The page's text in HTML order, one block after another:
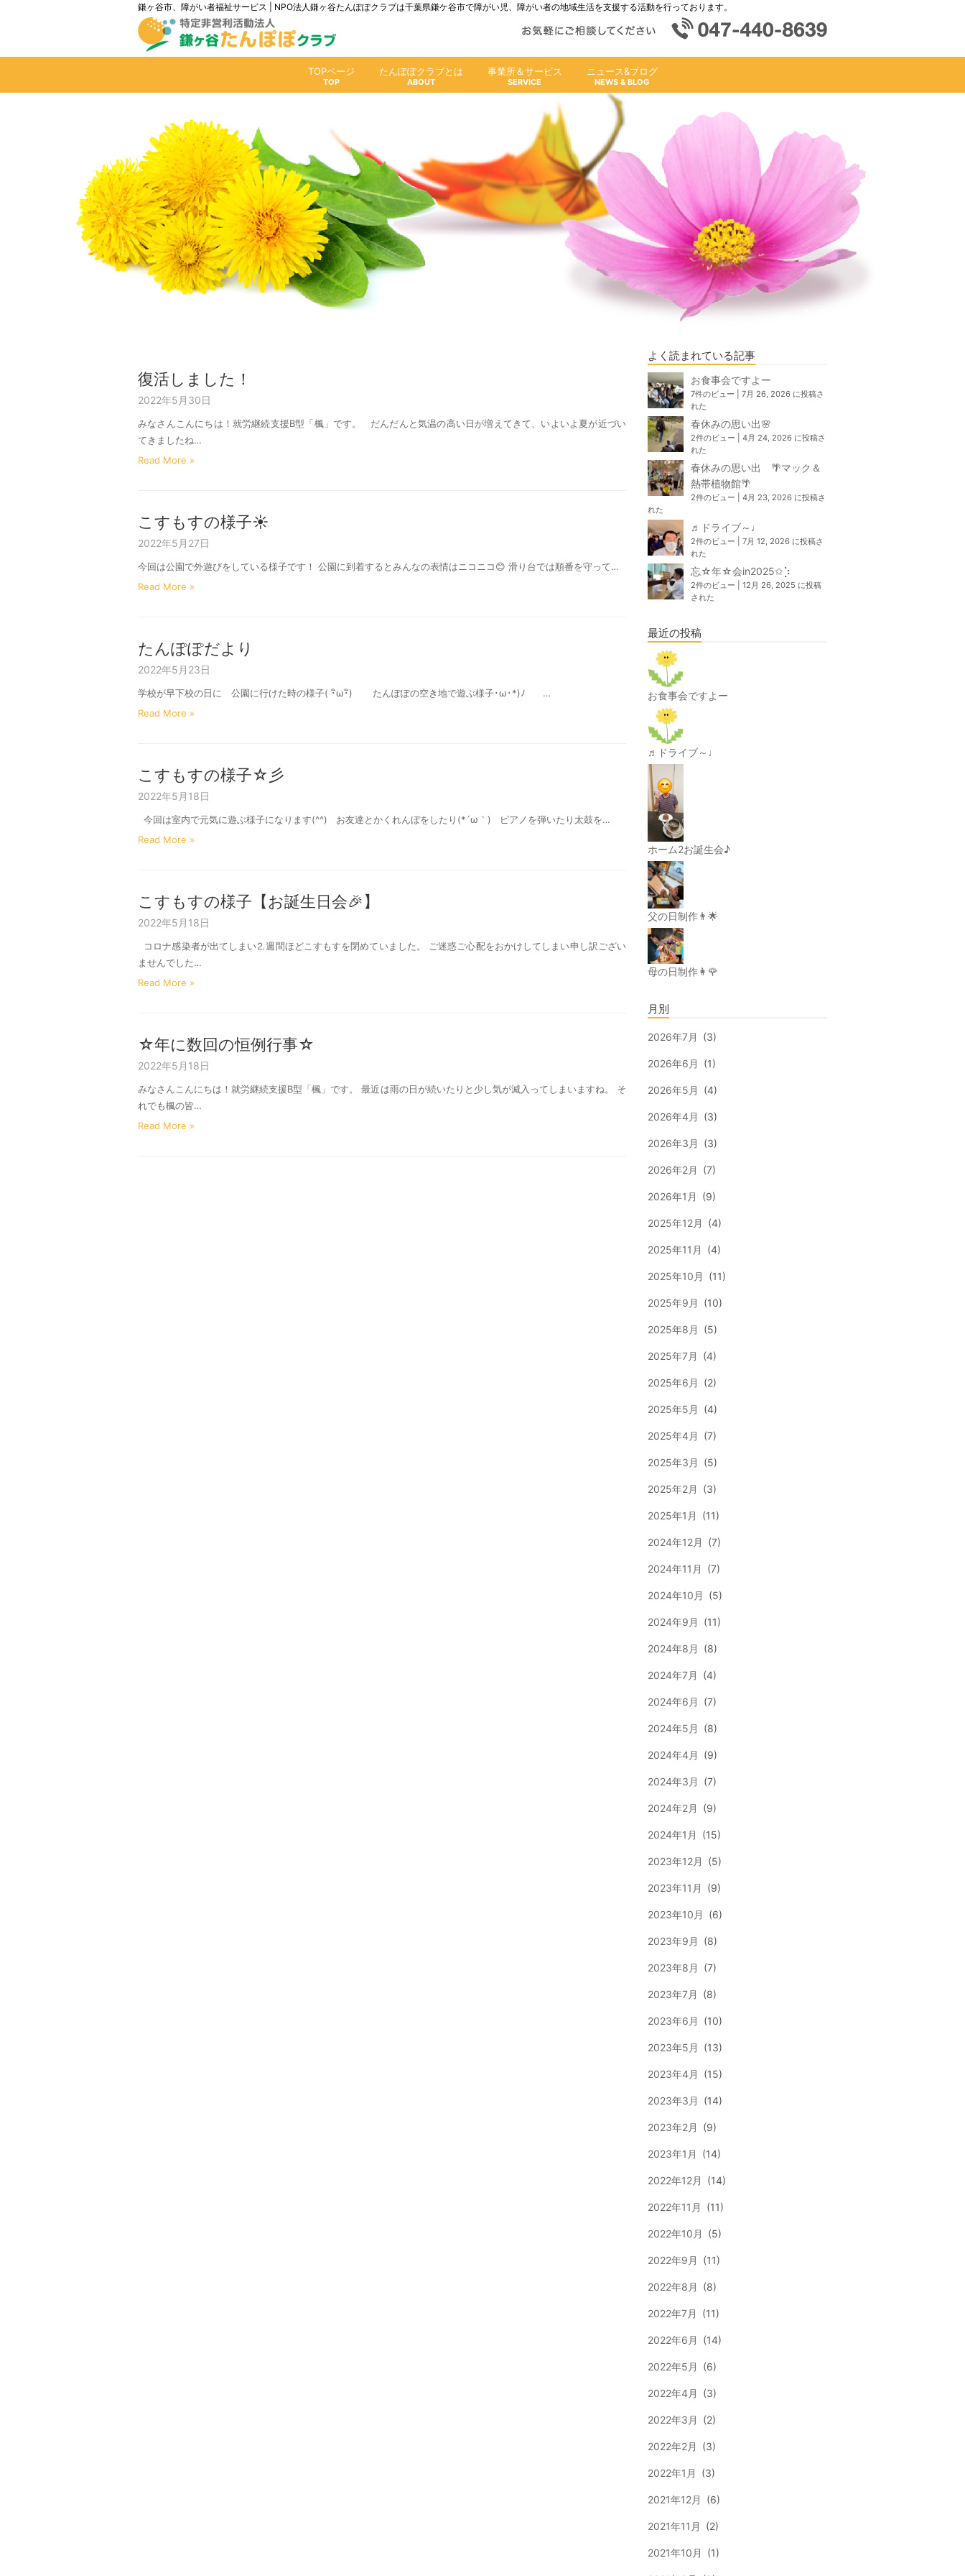
鎌ヶ谷市、障がい者福祉サービス | NPO法人鎌ヶ谷たんぽぽクラブは千葉県鎌ケ谷市で障がい児、障がい者の地域生活を支援する活動を行っております。
TOPページ たんぽぽクラブとは 事業所＆サービス ニュース&ブログ
復活しました！
2022年5月30日
みなさんこんにちは！就労継続支援B型「楓」です。 だんだんと気温の高い日が増えてきて、いよいよ夏が近づい
てきましたね…
Read More »
こすもすの様子☀
2022年5月27日
今回は公園で外遊びをしている様子です！ 公園に到着するとみんなの表情はニコニコ😊 滑り台では順番を守って…
Read More »
たんぽぽだより
2022年5月23日
学校が早下校の日に 公園に行けた時の様子( ･ิω･ิ) たんぽぽの空き地で遊ぶ様子･ω･*)ﾉ …
Read More »
こすもすの様子☆彡
2022年5月18日
今回は室内で元気に遊ぶ様子になります(^^) お友達とかくれんぼをしたり(*´ω｀) ピアノを弾いたり太鼓を…
Read More »
こすもすの様子【お誕生日会🎉】
2022年5月18日
コロナ感染者が出てしまい⒉週間ほどこすもすを閉めていました。 ご迷惑ご心配をおかけしてしまい申し訳ござい
ませんでした…
Read More »
☆年に数回の恒例行事☆
2022年5月18日
みなさんこんにちは！就労継続支援B型「楓」です。 最近は雨の日が続いたりと少し気が滅入ってしまいますね。 そ
れでも楓の皆…
Read More »
よく読まれている記事
お食事会ですよー
7件のビュー
7月 26, 2026 に投稿さ
れた
春休みの思い出🌸
2件のビュー
4月 24, 2026 に投稿さ
れた
春休みの思い出 🌴マック＆
熱帯植物館🌴
2件のビュー
4月 23, 2026 に投稿さ
れた
♬ドライブ～♩
2件のビュー
7月 12, 2026 に投稿さ
れた
忘☆年☆会in2025✩⡱
2件のビュー
12月 26, 2025 に投稿
された
最近の投稿
お食事会ですよー
♬ドライブ～♩
ホーム2お誕生会♪
父の日制作👨🌟
母の日制作👩🌹
月別
2026年7月 (3)
2026年6月 (1)
2026年5月 (4)
2026年4月 (3)
2026年3月 (3)
2026年2月 (7)
2026年1月 (9)
2025年12月 (4)
2025年11月 (4)
2025年10月 (11)
2025年9月 (10)
2025年8月 (5)
2025年7月 (4)
2025年6月 (2)
2025年5月 (4)
2025年4月 (7)
2025年3月 (5)
2025年2月 (3)
2025年1月 (11)
2024年12月 (7)
2024年11月 (7)
2024年10月 (5)
2024年9月 (11)
2024年8月 (8)
2024年7月 (4)
2024年6月 (7)
2024年5月 (8)
2024年4月 (9)
2024年3月 (7)
2024年2月 (9)
2024年1月 (15)
2023年12月 (5)
2023年11月 (9)
2023年10月 (6)
2023年9月 (8)
2023年8月 (7)
2023年7月 (8)
2023年6月 (10)
2023年5月 (13)
2023年4月 (15)
2023年3月 (14)
2023年2月 (9)
2023年1月 (14)
2022年12月 (14)
2022年11月 (11)
2022年10月 (5)
2022年9月 (11)
2022年8月 (8)
2022年7月 (11)
2022年6月 (14)
2022年5月 (6)
2022年4月 (3)
2022年3月 (2)
2022年2月 (3)
2022年1月 (3)
2021年12月 (6)
2021年11月 (2)
2021年10月 (1)